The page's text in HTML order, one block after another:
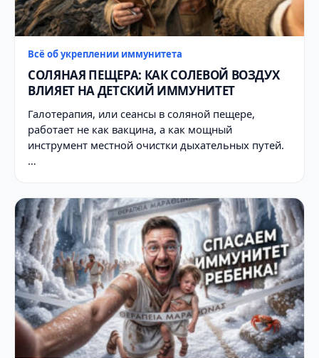
Всё об укреплении иммунитета
СОЛЯНАЯ ПЕЩЕРА: КАК СОЛЕВОЙ ВОЗДУХ
ВЛИЯЕТ НА ДЕТСКИЙ ИММУНИТЕТ
Галотерапия, или сеансы в соляной пещере,
работает не как вакцина, а как мощный
инструмент местной очистки дыхательных путей.
…